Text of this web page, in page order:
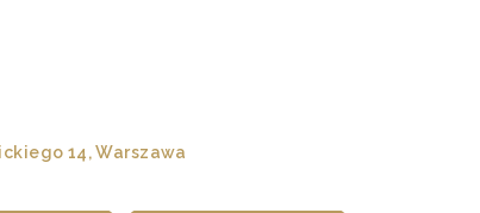
14, Warszawa